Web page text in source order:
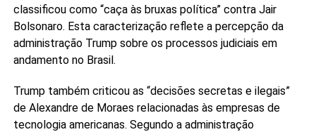
classificou como “caça às bruxas política” contra Jair
Bolsonaro. Esta caracterização reflete a percepção da
administração Trump sobre os processos judiciais em
andamento no Brasil.
Trump também criticou as “decisões secretas e ilegais”
de Alexandre de Moraes relacionadas às empresas de
tecnologia americanas. Segundo a administração